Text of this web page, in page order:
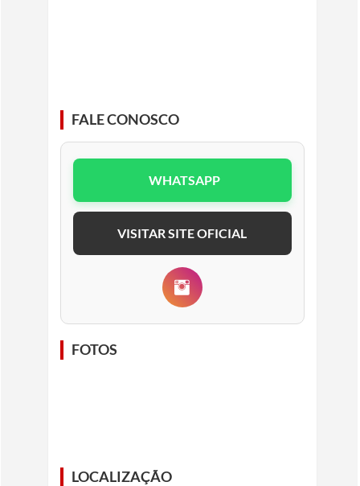
FALE CONOSCO
WHATSAPP
VISITAR SITE OFICIAL
FOTOS
LOCALIZAÇÃO